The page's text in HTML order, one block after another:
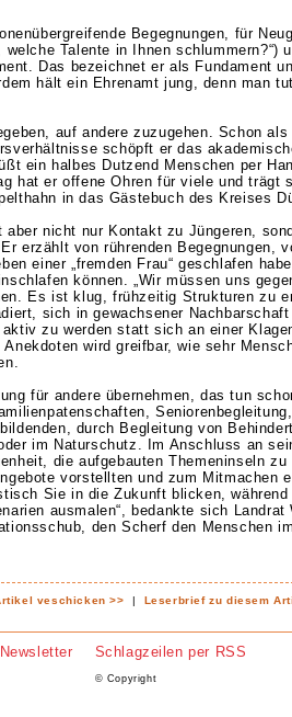
Begegnungen, für
Talente in Ihnen schlummern?“)
Das bezeichnet er als Fundament
hält ein Ehrenamt jung, denn man
auf andere zuzugehen. Schon
schöpft er das
ein halbes Dutzend Menschen per
hat er offene Ohren für viele und trägt
in das Gästebuch des Kreises
aber nicht nur Kontakt zu Jüngeren,
erzählt von rührenden Begegnungen,
einer „fremden Frau“ geschlafen
können. „Wir müssen uns
Es ist klug, frühzeitig Strukturen zu
sich in gewachsener
zu werden statt sich an einer
wird greifbar, wie sehr
für andere übernehmen, das tun
durch Begleitung von
im Naturschutz. Im Anschluss an
die aufgebauten Themeninseln
vorstellten und zum Mitmachen
Sie in die Zukunft blicken, während
ausmalen“, bedankte sich Landrat
den Scherf den Menschen
veschicken >> | Leserbrief zu diesem
Newsletter Schlagzeilen per RSS
© Copyright